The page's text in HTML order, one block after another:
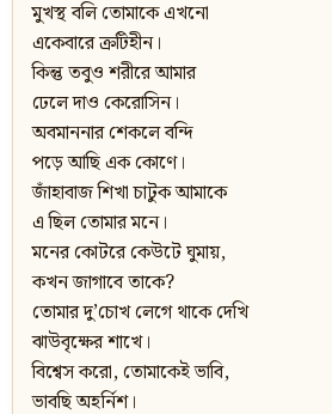
মুখস্থ বলি তোমাকে এখনো
একেবারে ক্রটিহীন।
কিন্তু তবুও শরীরে আমার
ঢেলে দাও কেরোসিন।
অবমাননার শেকলে বন্দি
পড়ে আছি এক কোণে।
জাঁহাবাজ শিখা চাটুক আমাকে
এ ছিল তোমার মনে।
মনের কোটরে কেউটে ঘুমায়,
কখন জাগাবে তাকে?
তোমার দু’চোখ লেগে থাকে দেখি
ঝাউবৃক্ষের শাখে।
বিশ্বেস করো, তোমাকেই ভাবি,
ভাবছি অহর্নিশ।